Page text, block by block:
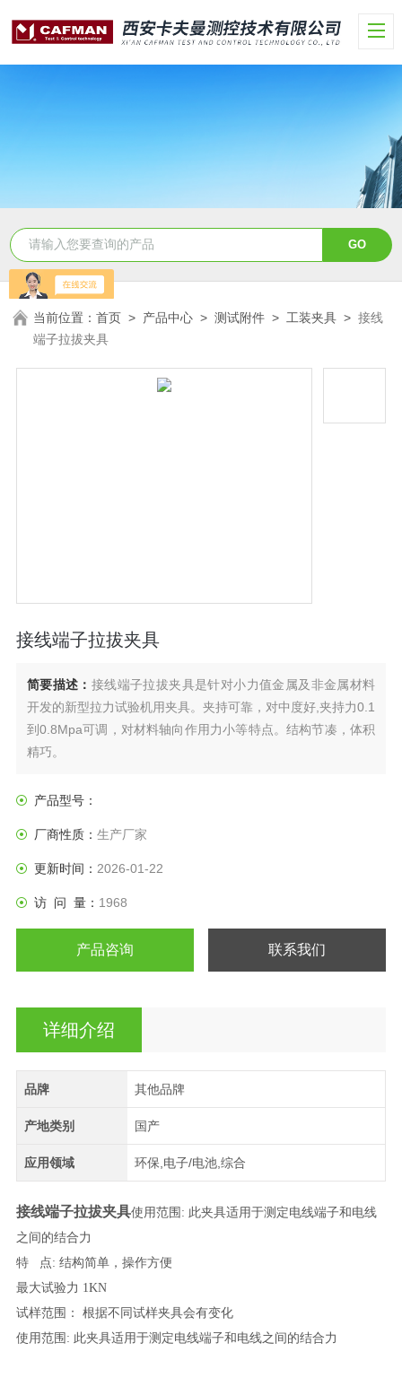
当前位置：首页 > 产品中心 >测试附件 > 工装夹具 >接线
端子拉拔夹具
接线端子拉拔夹具
简要描述： 接线端子拉拔夹具是针对小力值金属及非金属材料
开发的新型拉力试验机用夹具。夹持可靠，对中度好,夹持力0.1
到0.8Mpa可调，对材料轴向作用力小等特点。结构节凑，体积
精巧。
产品型号：
厂商性质： 生产厂家
更新时间： 2026-01-22
访 问 量： 1968
产品咨询 联系我们
详细介绍
品牌 其他品牌
产地类别 国产
应用领域 环保,电子/电池,综合
接线端子拉拔夹具使用范围: 此夹具适用于测定电线端子和电线
之间的结合力
特 点: 结构简单，操作方便
最大试验力 1KN
试样范围： 根据不同试样夹具会有变化
使用范围: 此夹具适用于测定电线端子和电线之间的结合力